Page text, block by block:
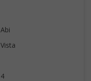
Abi
Vista
4